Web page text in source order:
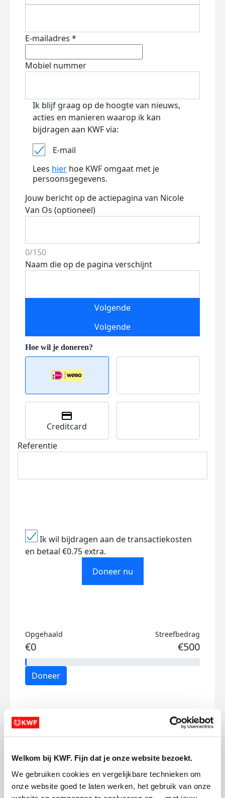
Welkom bij KWF. Fijn dat je onze website bezoekt.
We gebruiken cookies en vergelijkbare technieken om
onze website goed te laten werken, het gebruik van onze
E-mailadres *
Mobiel nummer
Ik blijf graag op de hoogte van nieuws,
acties en manieren waarop ik kan
bijdragen aan KWF via:
E-mail
Lees hier hoe KWF omgaat met je
persoonsgegevens.
Jouw bericht op de actiepagina van Nicole
Van Os (optioneel)
0/150
Naam die op de pagina verschijnt
Volgende
Volgende
Creditcard
Referentie
Ik wil bijdragen aan de transactiekosten
en betaal €0.75 extra.
Doneer nu
Opgehaald
€0
Streefbedrag
€500
Doneer
Mijn activiteiten volgen
10